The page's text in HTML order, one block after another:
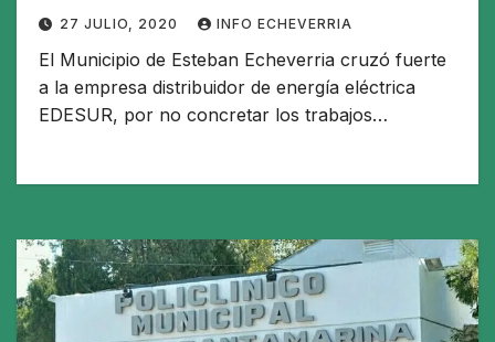
27 JULIO, 2020 INFO ECHEVERRIA
El Municipio de Esteban Echeverria cruzó fuerte
a la empresa distribuidor de energía eléctrica
EDESUR, por no concretar los trabajos…